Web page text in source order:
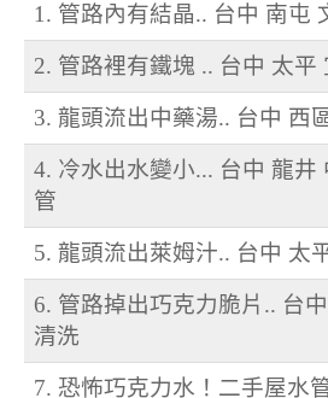
1. 管路內有結晶.. 台中 南屯
2. 管路裡有鐵塊 .. 台中 太平
3. 龍頭流出中藥湯.. 台中 西
4. 冷水出水變小... 台中 龍井
管
5. 龍頭流出萊姆汁.. 台中 太
6. 管路掉出巧克力脆片.. 台
清洗
7. 恐怖巧克力水！二手屋水